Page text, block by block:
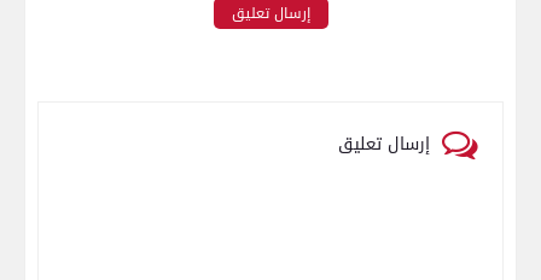
إرسال تعليق
إرسال تعليق